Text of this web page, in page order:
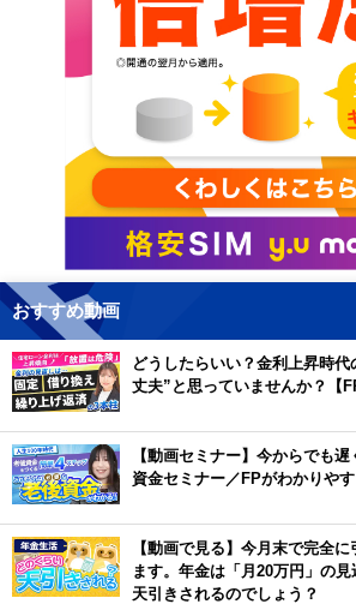
おすすめ動画
どうしたらいい？金利上昇時
丈夫”と思っていませんか？【
【動画セミナー】今からでも
資金セミナー／FPがわかりやす
【動画で見る】今月末で完全
ます。年金は「月20万円」の
天引きされるのでしょう？